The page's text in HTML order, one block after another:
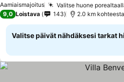
Aamiaismajoitus Valitse huone
9,0 Loistava 143 2.0 km
Valitse päivät nähdäksesi tarkat